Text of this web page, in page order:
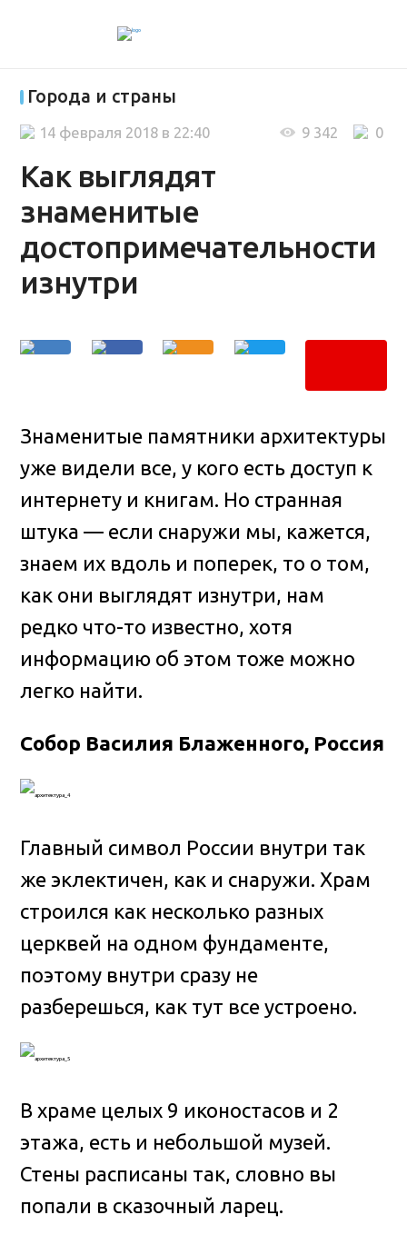
Города и страны
Как выглядят
знаменитые
достопримечательности
изнутри
0
9 342
14 февраля 2018 в 22:40
Знаменитые памятники архитектуры
уже видели все, у кого есть доступ к
интернету и книгам. Но странная
штука — если снаружи мы, кажется,
знаем их вдоль и поперек, то о том,
как они выглядят изнутри, нам
редко что-то известно, хотя
информацию об этом тоже можно
легко найти.
Собор Василия Блаженного, Россия
Главный символ России внутри так
же эклектичен, как и снаружи. Храм
строился как несколько разных
церквей на одном фундаменте,
поэтому внутри сразу не
разберешься, как тут все устроено.
В храме целых 9 иконостасов и 2
этажа, есть и небольшой музей.
Стены расписаны так, словно вы
попали в сказочный ларец.